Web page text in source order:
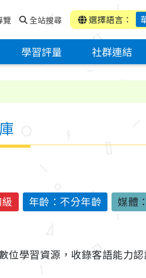
覽 全站搜尋 選擇語言：
學習評量 社群連結
年齡：不分年齡 媒體
位學習資源，收錄客語能力